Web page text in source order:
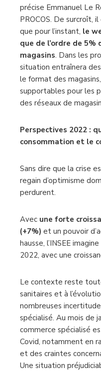
précise Emmanuel Le
PROCOS. De surcroît,
que pour l’instant, le
que de l’ordre de 5%
magasins. Dans les
situation entraînera
le format des
supportables pour les
des réseaux de
Perspectives 2022 :
consommation et le
Sans dire que la crise
regain d’optimisme
perdurent.
Avec une forte
(+7%) et un pouvoir
hausse, l’INSEE
2022, avec une
Le contexte reste
sanitaires et à
nombreuses
spécialisé. Au mois de
commerce spécialisé
Covid, notamment en
et des craintes
Une situation